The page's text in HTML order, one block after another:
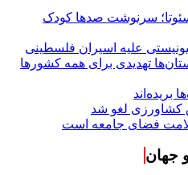
سئوتا؛ سرنوشت صدها کودک
علیه اسیران فلسطینی
تهدیدی برای همه کشورها
بریده‌اند
کشاورزی لغو شد
فضای جامعه است
جهان